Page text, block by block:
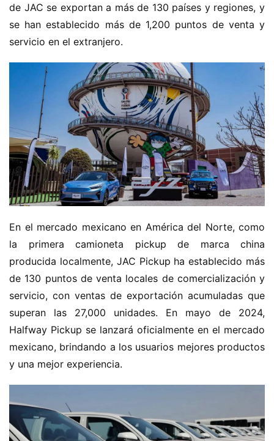
de JAC se exportan a más de 130 países y regiones, y
se han establecido más de 1,200 puntos de venta y
servicio en el extranjero.
En el mercado mexicano en América del Norte, como
la primera camioneta pickup de marca china
producida localmente, JAC Pickup ha establecido más
de 130 puntos de venta locales de comercialización y
servicio, con ventas de exportación acumuladas que
superan las 27,000 unidades. En mayo de 2024,
Halfway Pickup se lanzará oficialmente en el mercado
mexicano, brindando a los usuarios mejores productos
y una mejor experiencia.